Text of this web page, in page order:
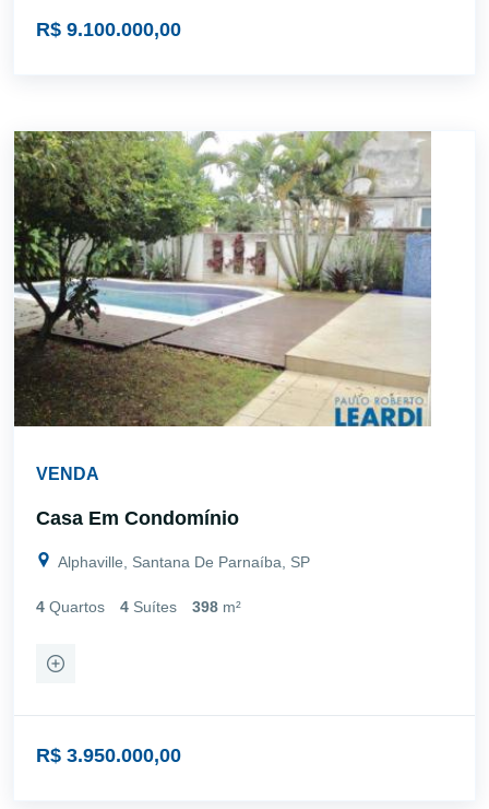
R$ 9.100.000,00
VENDA
Casa Em Condomínio
Alphaville, Santana De Parnaíba, SP
4 Quartos 4 Suítes 398 m²
R$ 3.950.000,00